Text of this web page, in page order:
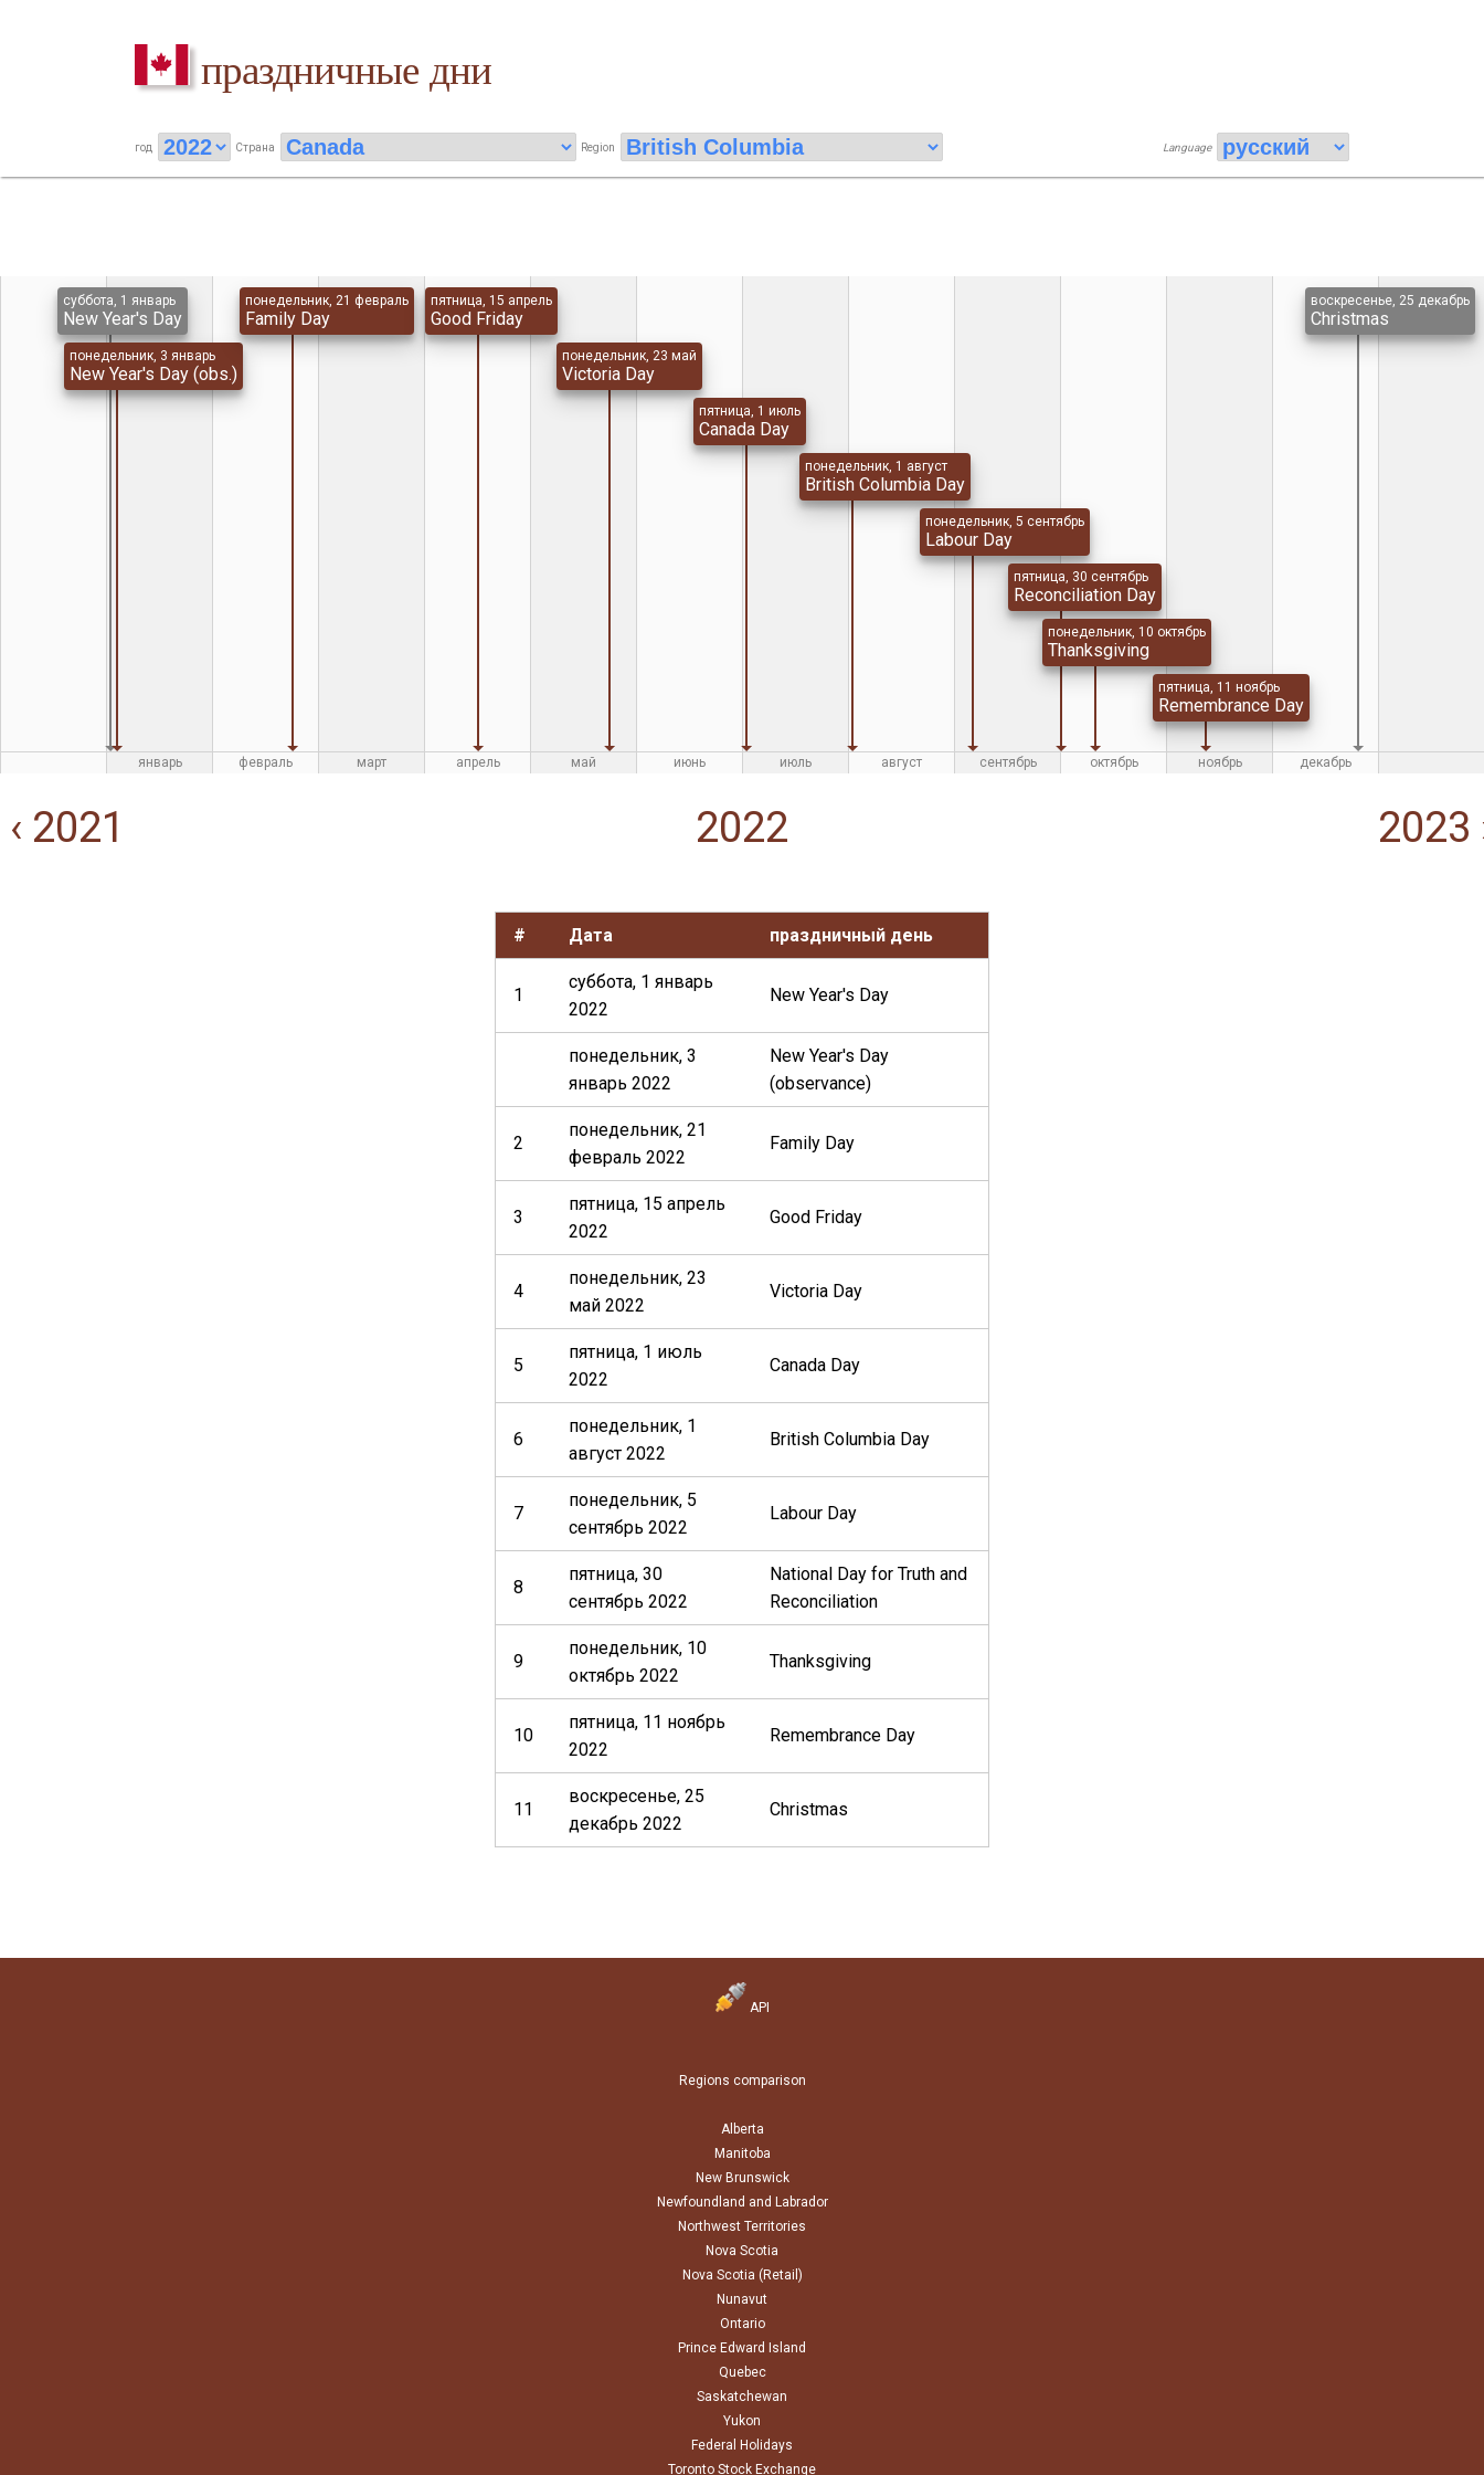
праздничные дни
год Страна Region Language
суббота, 1 январь
New Year's Day
понедельник, 3 январь
New Year's Day (obs.)
понедельник, 21 февраль
Family Day
пятница, 15 апрель
Good Friday
понедельник, 23 май
Victoria Day
пятница, 1 июль
Canada Day
понедельник, 1 август
British Columbia Day
понедельник, 5 сентябрь
Labour Day
пятница, 30 сентябрь
Reconciliation Day
понедельник, 10 октябрь
Thanksgiving
пятница, 11 ноябрь
Remembrance Day
воскресенье, 25 декабрь
Christmas
январь февраль март апрель май июнь июль август сентябрь октябрь ноябрь декабрь
‹ 2021 2022 2023
# Дата праздничный день
1
суббота, 1 январь
2022
New Year's Day
понедельник, 3
январь 2022
New Year's Day
(observance)
2
понедельник, 21
февраль 2022
Family Day
3
пятница, 15 апрель
2022
Good Friday
4
понедельник, 23
май 2022
Victoria Day
5
пятница, 1 июль
2022
Canada Day
6
понедельник, 1
август 2022
British Columbia Day
7
понедельник, 5
сентябрь 2022
Labour Day
8
пятница, 30
сентябрь 2022
National Day for Truth and
Reconciliation
9
понедельник, 10
октябрь 2022
Thanksgiving
10
пятница, 11 ноябрь
2022
Remembrance Day
11
воскресенье, 25
декабрь 2022
Christmas
API
Regions comparison
Alberta
Manitoba
New Brunswick
Newfoundland and Labrador
Northwest Territories
Nova Scotia
Nova Scotia (Retail)
Nunavut
Ontario
Prince Edward Island
Quebec
Saskatchewan
Yukon
Federal Holidays
Toronto Stock Exchange